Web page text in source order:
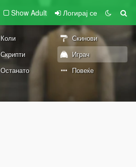
Show Adult Логирај се
Коли
Скинови
Скрипти
Играч
Останато Повеќе